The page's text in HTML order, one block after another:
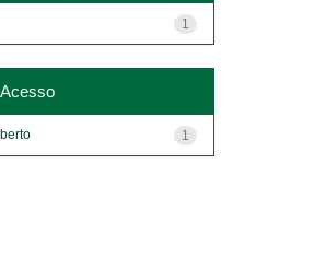
1
1